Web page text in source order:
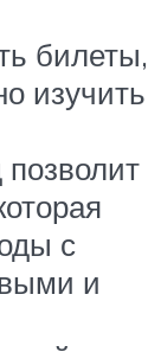
билеты,
изучить
с
и